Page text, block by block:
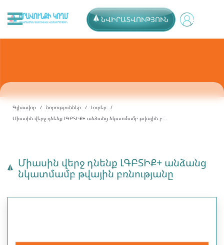
ՆՎԻՐԱՏՎՈՒԹՅՈՒՆ
Գլխավոր Նորություններ
Լուրեր
Միասին վերջ դնենք ԼԳԲՏԻՔ+ անձանց նկատմամբ թվային բ...
Միասին վերջ դնենք ԼԳԲՏԻՔ+ անձանց
նկատմամբ թվային բռնությանը